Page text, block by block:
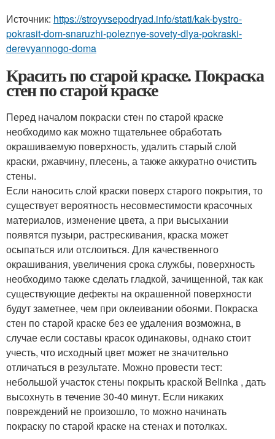
Источник: https://stroyvsepodryad.info/stati/kak-bystro-
pokrasit-dom-snaruzhi-poleznye-sovety-dlya-pokraski-
derevyannogo-doma
Красить по старой краске. Покраска
стен по старой краске
Перед началом покраски стен по старой краске
необходимо как можно тщательнее обработать
окрашиваемую поверхность, удалить старый слой
краски, ржавчину, плесень, а также аккуратно очистить
стены.
Если наносить слой краски поверх старого покрытия, то
существует вероятность несовместимости красочных
материалов, изменение цвета, а при высыхании
появятся пузыри, растрескивания, краска может
осыпаться или отслоиться. Для качественного
окрашивания, увеличения срока службы, поверхность
необходимо также сделать гладкой, зачищенной, так как
существующие дефекты на окрашенной поверхности
будут заметнее, чем при оклеивании обоями. Покраска
стен по старой краске без ее удаления возможна, в
случае если составы красок одинаковы, однако стоит
учесть, что исходный цвет может не значительно
отличаться в результате. Можно провести тест:
небольшой участок стены покрыть краской Belinka , дать
высохнуть в течение 30-40 минут. Если никаких
повреждений не произошло, то можно начинать
покраску по старой краске на стенах и потолках.